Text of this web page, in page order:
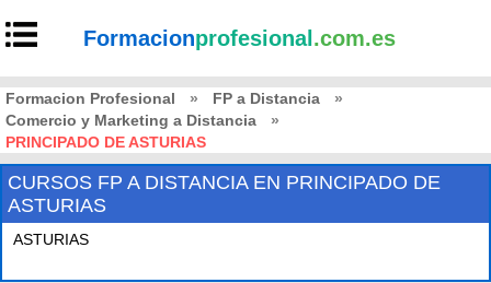
Formacionprofesional .com.es
Formacion Profesional » FP a Distancia
»
Comercio y Marketing a Distancia
»
PRINCIPADO DE ASTURIAS
CURSOS FP A DISTANCIA EN PRINCIPADO DE
ASTURIAS
ASTURIAS